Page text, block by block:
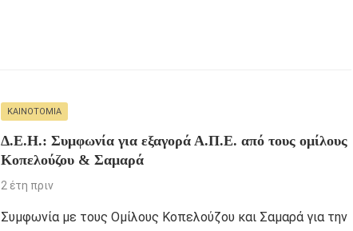
ΚΑΙΝΟΤΟΜΊΑ
Δ.Ε.Η.: Συμφωνία για εξαγορά Α.Π.Ε. από τους ομίλους
Κοπελούζου & Σαμαρά
2 έτη πριν
Συμφωνία με τους Ομίλους Κοπελούζου και Σαμαρά για την